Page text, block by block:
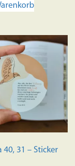
40, 31 – Sticker